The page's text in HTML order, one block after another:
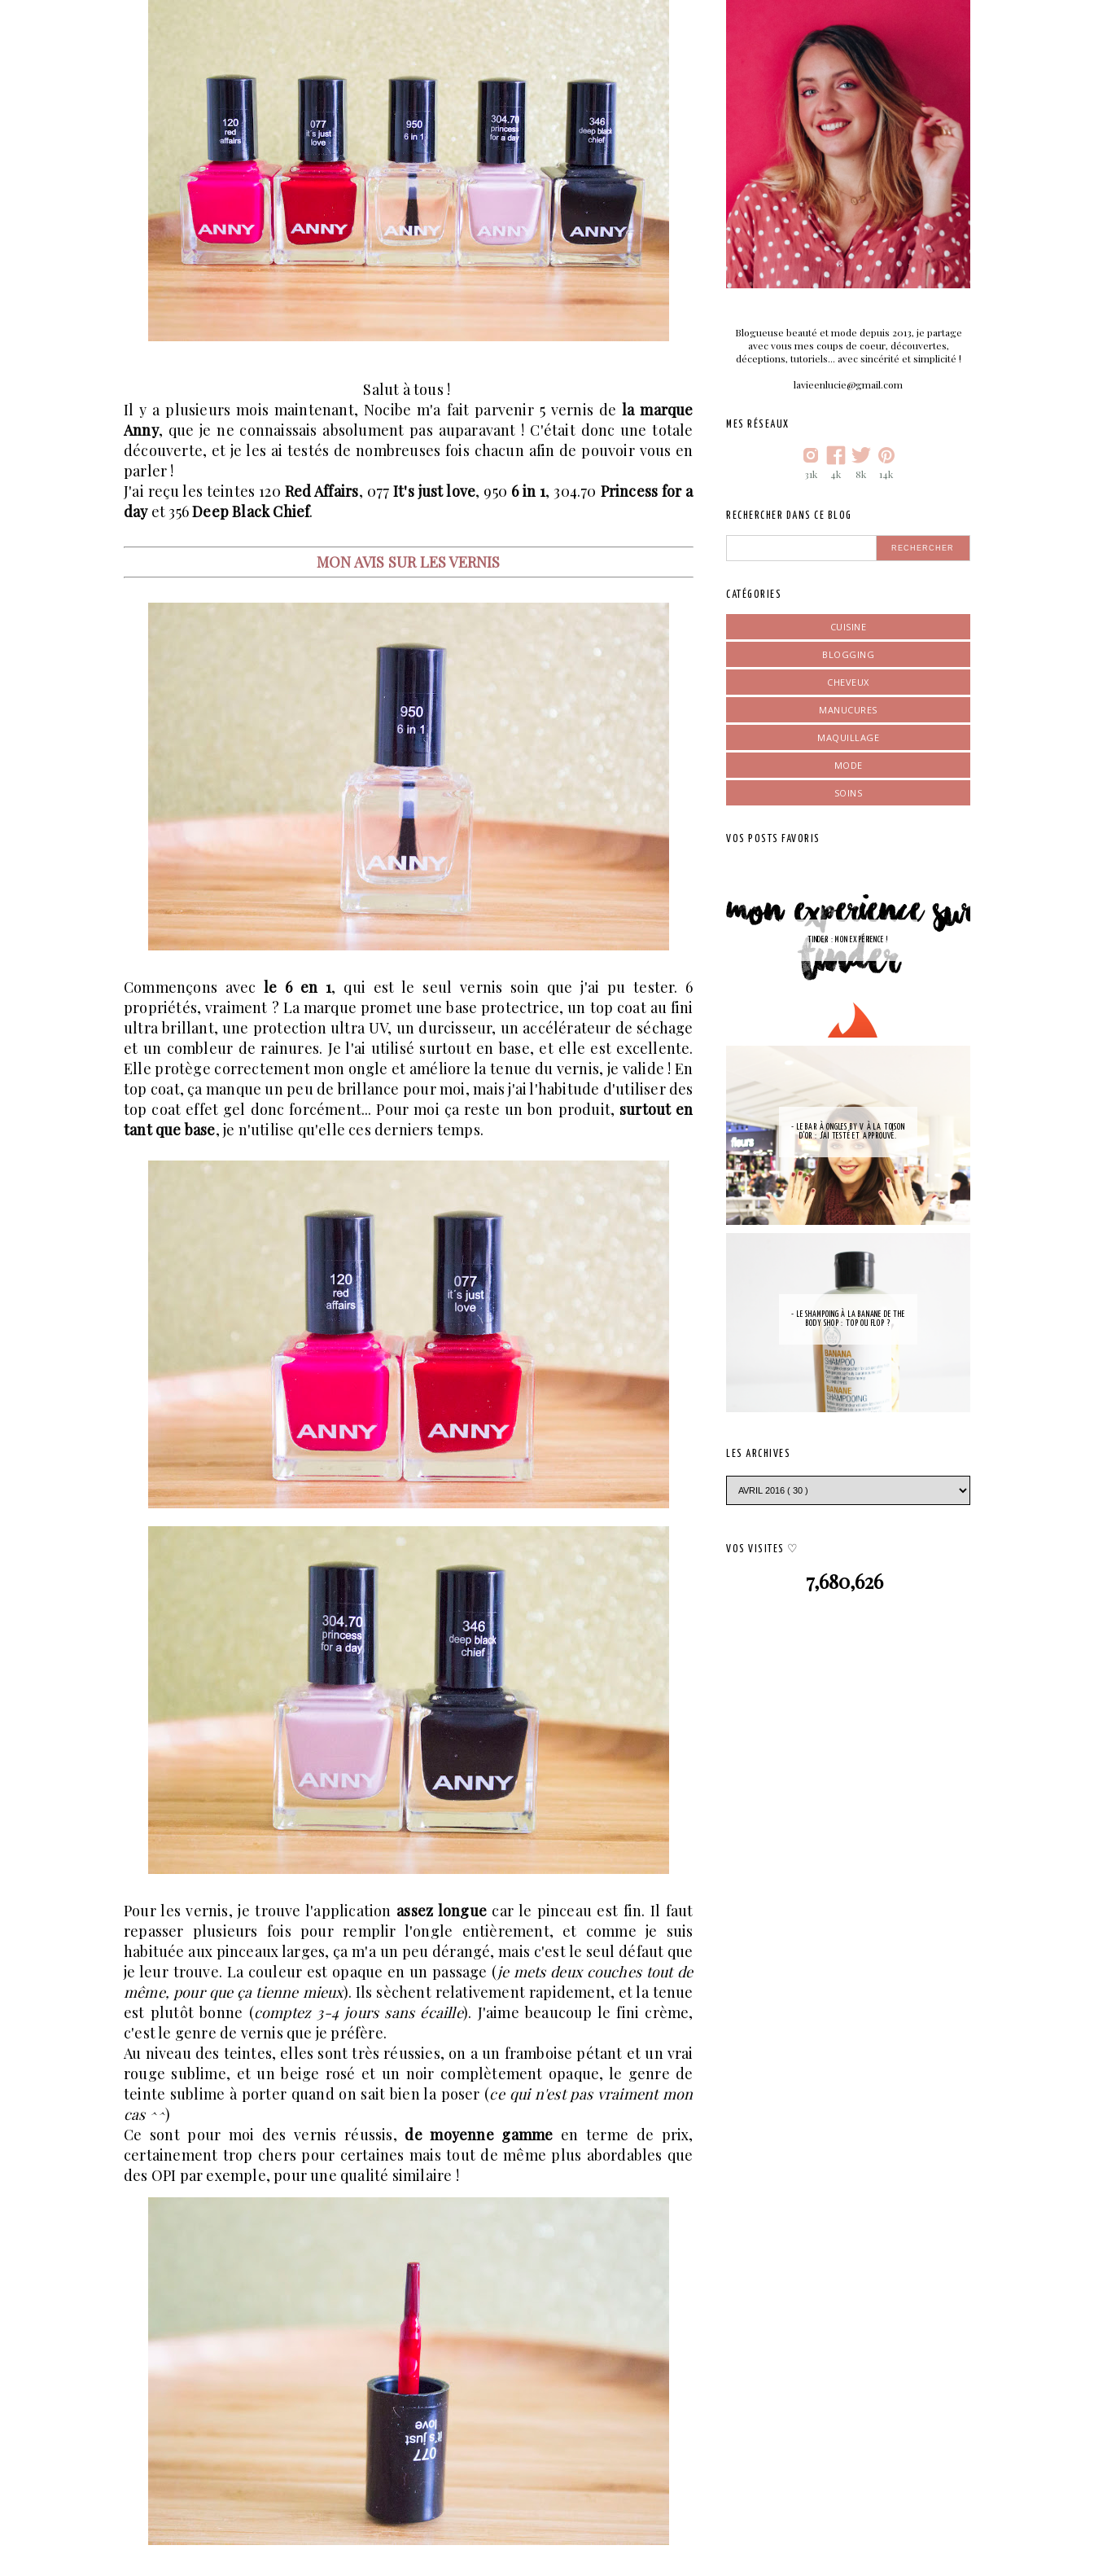
Salut à tous !
Il y a plusieurs mois maintenant, Nocibe m'a fait parvenir 5 vernis dela marque
Anny, que je ne connaissais absolument pas auparavant ! C'était donc une totale
découverte, et je les ai testés de nombreuses fois chacun afin de pouvoir vous en
parler !
J'ai reçu les teintes 120 Red Affairs, 077It's just love, 950 6 in 1, 304.70 Princess for a
dayet 356Deep Black Chief.
MON AVIS SUR LES VERNIS
Commençons avec le 6 en 1, qui est le seul vernis soin que j'ai pu tester. 6
propriétés, vraiment ? La marque promet une base protectrice, un top coat au fini
ultra brillant, une protection ultra UV, un durcisseur, un accélérateur de séchage
et un combleur de rainures. Je l'ai utilisé surtout en base, et elle est excellente.
Elle protège correctement mon ongle et améliore la tenue du vernis, je valide ! En
top coat, ça manque un peu de brillance pour moi, mais j'ai l'habitude d'utiliser des
top coat effet gel donc forcément... Pour moi ça reste un bon produit, surtout en
tant que base, je n'utilise qu'elle ces derniers temps.
Pour les vernis, je trouve l'application assez longuecar le pinceau est fin. Il faut
repasser plusieurs fois pour remplir l'ongle entièrement, et comme je suis
habituée aux pinceaux larges, ça m'a un peu dérangé, mais c'est le seul défaut que
je leur trouve. La couleur est opaque en un passage (je mets deux couches tout de
même, pour que ça tienne mieux). Ils sèchent relativement rapidement, et la tenue
est plutôt bonne (comptez 3-4 jours sans écaille). J'aime beaucoup le fini crème,
c'est le genre de vernis que je préfère.
Au niveau des teintes, elles sont très réussies, on a un framboise pétant et un vrai
rouge sublime, et un beige rosé et un noir complètement opaque, le genre de
teinte sublime à porter quand on sait bien la poser (ce qui n'est pas vraiment mon
cas ^^)
Ce sont pour moi des vernis réussis, de moyenne gamme en terme de prix,
certainement trop chers pour certaines mais tout de même plus abordables que
des OPI par exemple, pour une qualité similaire !
Blogueuse beauté et mode depuis 2013, je partage
avec vous mes coups de coeur, découvertes,
déceptions, tutoriels... avec sincérité et simplicité !
lavieenlucie@gmail.com
MES RÉSEAUX
31k 4k 8k 14k
RECHERCHER DANS CE BLOG
CATÉGORIES
CUISINE
BLOGGING
CHEVEUX
MANUCURES
MAQUILLAGE
MODE
SOINS
VOS POSTS FAVORIS
TINDER : MON EXPÉRIENCE !
- LE BAR À ONGLES BY V À LA TOISON
D'OR : J'AI TESTÉ ET APPROUVÉ.
- LE SHAMPOING À LA BANANE DE THE
BODY SHOP : TOP OU FLOP ?
LES ARCHIVES
VOS VISITES ♡
7,680,626